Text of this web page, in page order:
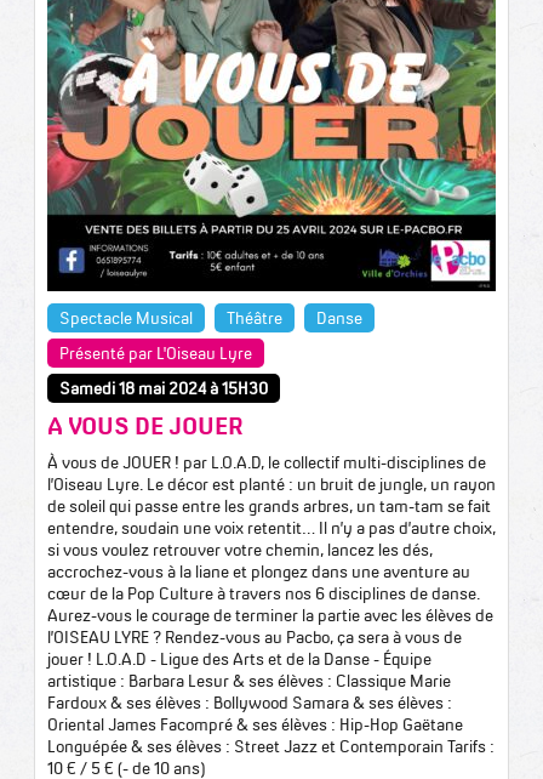
Spectacle Musical Théâtre
Danse
Présenté par L'Oiseau Lyre
Samedi 18 mai 2024 à 15H30
A VOUS DE JOUER
À vous de JOUER ! par L.O.A.D, le collectif multi-disciplines de
l’Oiseau Lyre. Le décor est planté : un bruit de jungle, un rayon
de soleil qui passe entre les grands arbres, un tam-tam se fait
entendre, soudain une voix retentit… Il n’y a pas d’autre choix,
si vous voulez retrouver votre chemin, lancez les dés,
accrochez-vous à la liane et plongez dans une aventure au
cœur de la Pop Culture à travers nos 6 disciplines de danse.
Aurez-vous le courage de terminer la partie avec les élèves de
l’OISEAU LYRE ? Rendez-vous au Pacbo, ça sera à vous de
jouer ! L.O.A.D - Ligue des Arts et de la Danse - Équipe
artistique : Barbara Lesur & ses élèves : Classique Marie
Fardoux & ses élèves : Bollywood Samara & ses élèves :
Oriental James Facompré & ses élèves : Hip-Hop Gaëtane
Longuépée & ses élèves : Street Jazz et Contemporain Tarifs :
10 € / 5 € (- de 10 ans)